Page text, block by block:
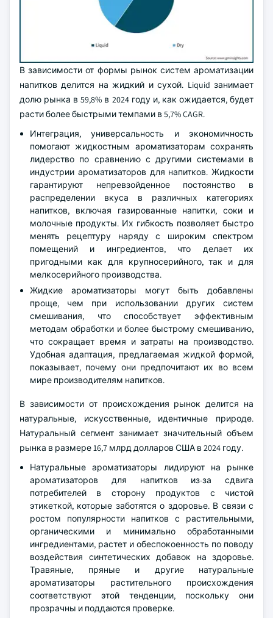
В зависимости от формы рынок систем ароматизации
напитков делится на жидкий и сухой. Liquid занимает
долю рынка в 59,8% в 2024 году и, как ожидается, будет
расти более быстрыми темпами в 5,7% CAGR.
Интеграция, универсальность и экономичность
помогают жидкостным ароматизаторам сохранять
лидерство по сравнению с другими системами в
индустрии ароматизаторов для напитков. Жидкости
гарантируют непревзойденное постоянство в
распределении вкуса в различных категориях
напитков, включая газированные напитки, соки и
молочные продукты. Их гибкость позволяет быстро
менять рецептуру наряду с широким спектром
помещений и ингредиентов, что делает их
пригодными как для крупносерийного, так и для
мелкосерийного производства.
Жидкие ароматизаторы могут быть добавлены
проще, чем при использовании других систем
смешивания, что способствует эффективным
методам обработки и более быстрому смешиванию,
что сокращает время и затраты на производство.
Удобная адаптация, предлагаемая жидкой формой,
показывает, почему они предпочитают их во всем
мире производителям напитков.
В зависимости от происхождения рынок делится на
натуральные, искусственные, идентичные природе.
Натуральный сегмент занимает значительный объем
рынка в размере 16,7 млрд долларов США в 2024 году.
Натуральные ароматизаторы лидируют на рынке
ароматизаторов для напитков из-за сдвига
потребителей в сторону продуктов с чистой
этикеткой, которые заботятся о здоровье. В связи с
ростом популярности напитков с растительными,
органическими и минимально обработанными
ингредиентами, растет и обеспокоенность по поводу
воздействия синтетических добавок на здоровье.
Травяные, пряные и другие натуральные
ароматизаторы растительного происхождения
соответствуют этой тенденции, поскольку они
прозрачны и поддаются проверке.